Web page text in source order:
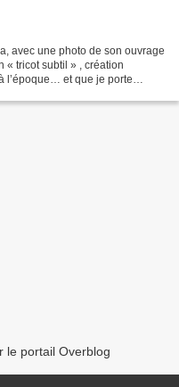
avec une photo de son ouvrage
« tricot subtil » , création
l’époque… et que je porte
le portail Overblog